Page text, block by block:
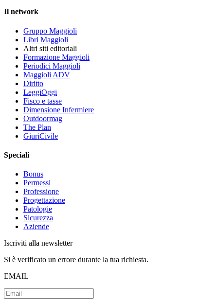
Il network
Gruppo Maggioli
Libri Maggioli
Altri siti editoriali
Formazione Maggioli
Periodici Maggioli
Maggioli ADV
Diritto
LeggiOggi
Fisco e tasse
Dimensione Infermiere
Outdoormag
The Plan
GiuriCivile
Speciali
Bonus
Permessi
Professione
Progettazione
Patologie
Sicurezza
Aziende
Iscriviti alla newsletter
Si è verificato un errore durante la tua richiesta.
EMAIL